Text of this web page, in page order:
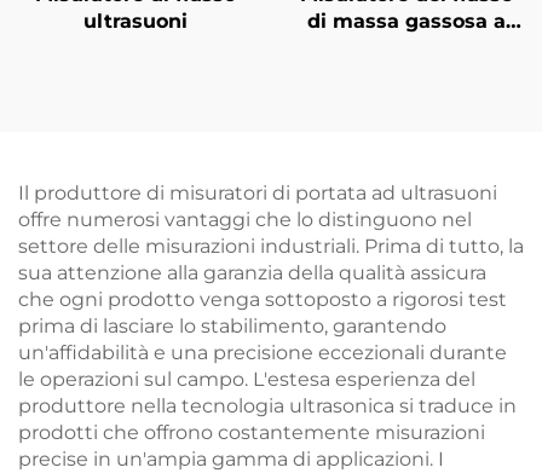
ultrasuoni
di massa gassosa a
Il produttore di misuratori di portata ad ultrasuoni
offre numerosi vantaggi che lo distinguono nel
settore delle misurazioni industriali. Prima di tutto, la
sua attenzione alla garanzia della qualità assicura
che ogni prodotto venga sottoposto a rigorosi test
prima di lasciare lo stabilimento, garantendo
un'affidabilità e una precisione eccezionali durante
le operazioni sul campo. L'estesa esperienza del
produttore nella tecnologia ultrasonica si traduce in
prodotti che offrono costantemente misurazioni
precise in un'ampia gamma di applicazioni. I